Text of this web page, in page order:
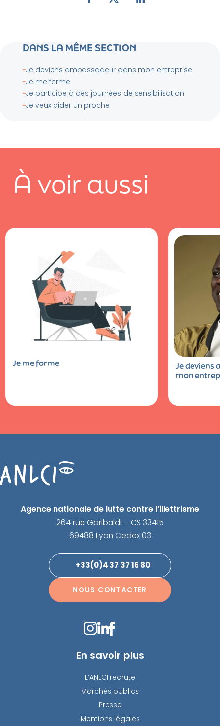
DANS LA MÊME SECTION
Je deviens ambassadeur dans mon entreprise
Je me forme
Je participe à des journées de sensibilisation
Je veux aider un proche
À voir aussi
Je me forme
Je deviens
mon
Agence nationale de lutte contre l’illettrisme
264 rue Garibaldi – CS 33415
69488 Lyon Cedex 03
+33(0)4 37 37 16 80
NOUS CONTACTER
En savoir plus
L’ANLCI recrute
Marchés publics
Presse
Mentions légales